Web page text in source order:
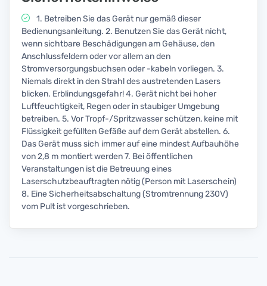
1. Betreiben Sie das Gerät nur gemäß dieser
Bedienungsanleitung. 2. Benutzen Sie das Gerät nicht,
wenn sichtbare Beschädigungen am Gehäuse, den
Anschlussfeldern oder vor allem an den
Stromversorgungsbuchsen oder -kabeln vorliegen. 3.
Niemals direkt in den Strahl des austretenden Lasers
blicken. Erblindungsgefahr! 4. Gerät nicht bei hoher
Luftfeuchtigkeit, Regen oder in staubiger Umgebung
betreiben. 5. Vor Tropf-/Spritzwasser schützen, keine mit
Flüssigkeit gefüllten Gefäße auf dem Gerät abstellen. 6.
Das Gerät muss sich immer auf eine mindest Aufbauhöhe
von 2,8 m montiert werden 7. Bei öffentlichen
Veranstaltungen ist die Betreuung eines
Laserschutzbeauftragten nötig (Person mit Laserschein)
8. Eine Sicherheitsabschaltung (Stromtrennung 230V)
vom Pult ist vorgeschrieben.